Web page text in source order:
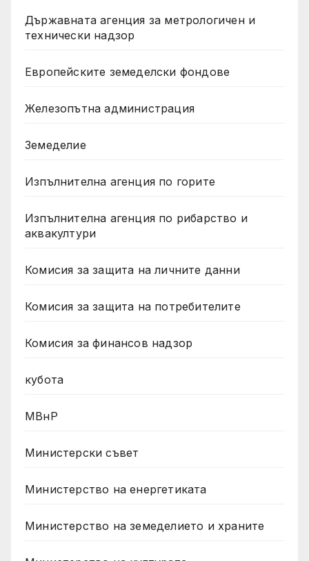
Държавната агенция за метрологичен и
технически надзор
Европейските земеделски фондове
Железопътна администрация
Земеделие
Изпълнителна агенция по горите
Изпълнителна агенция по рибарство и
аквакултури
Комисия за защита на личните данни
Комисия за защита на потребителите
Комисия за финансов надзор
кубота
МВнР
Министерски съвет
Министерство на енергетиката
Министерство на земеделието и храните